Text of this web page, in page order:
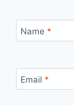
Name *
Email *